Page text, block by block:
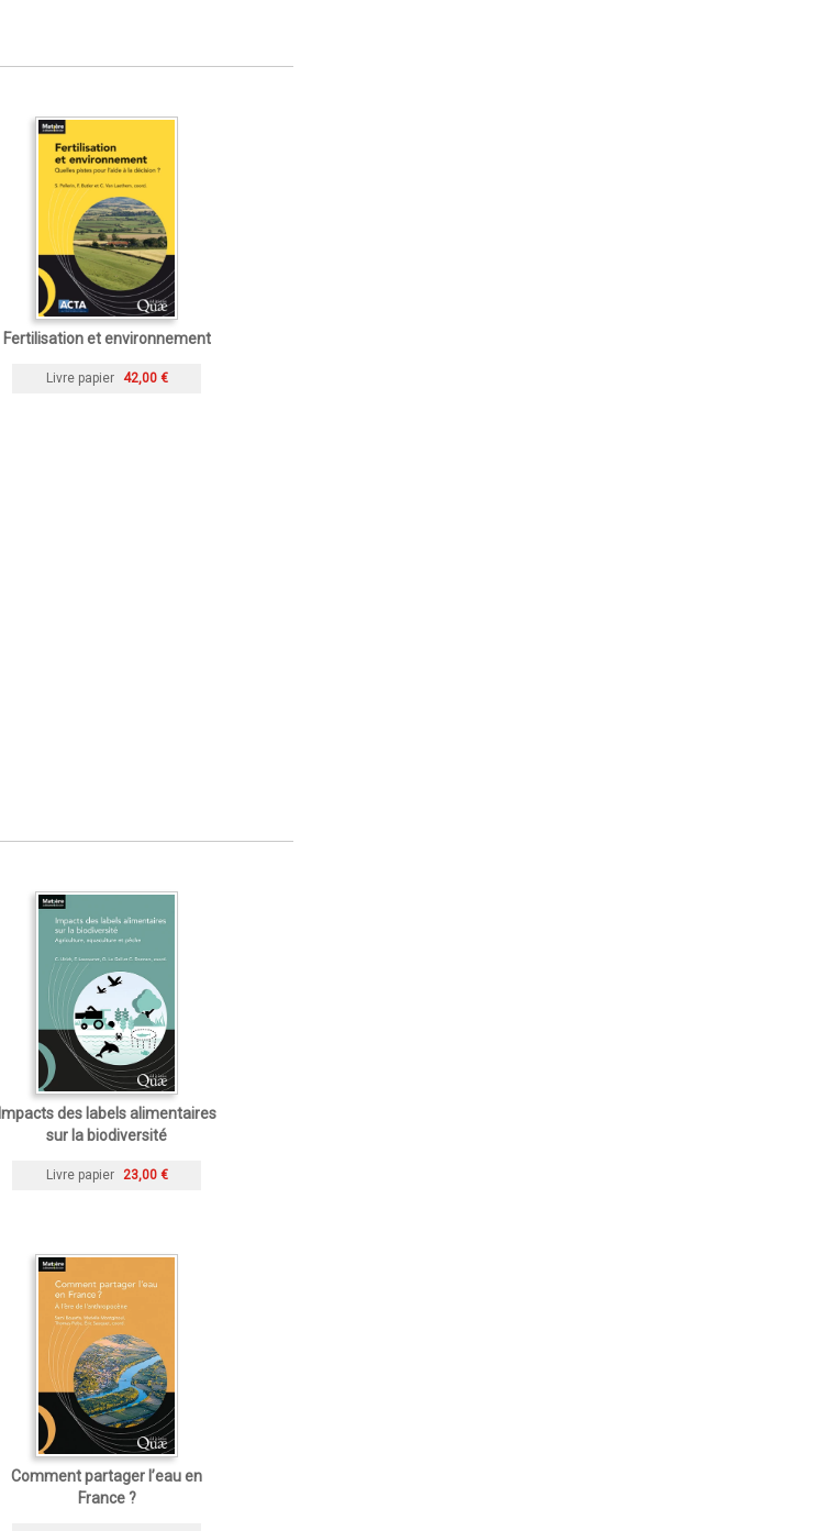
Fertilisation et environnement
Livre papier 42,00 €
Impacts des labels alimentaires
sur la biodiversité
Livre papier 23,00 €
Comment partager l’eau en
France ?